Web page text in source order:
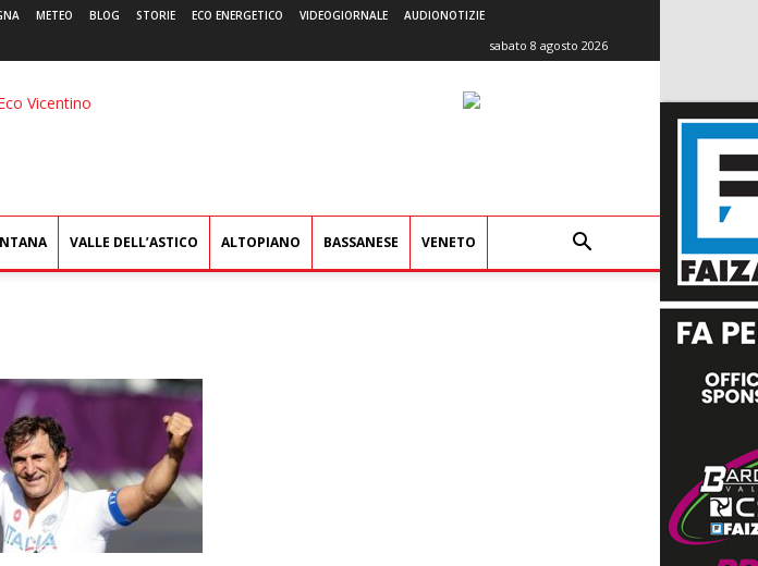
METEO BLOG STORIE ECO ENERGETICO VIDEOGIORNALE AUDIONOTIZIE
sabato 8 agosto 2026
L'Eco
VALLE DELL’ASTICO ALTOPIANO BASSANESE VENETO